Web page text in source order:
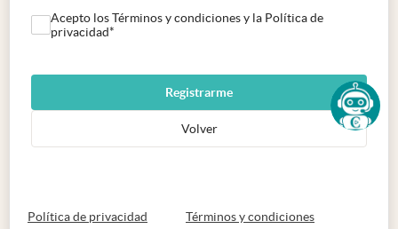
Acepto los Términos y condiciones y la Política de
privacidad*
Registrarme
Volver
Política de privacidad abre en nueva pestaña
Términos y condicionesabre en nueva